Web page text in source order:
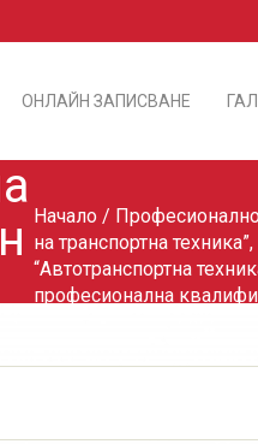
ОНЛАЙН ЗАПИСВАНЕ
Начало /
на транспортна
“Автотранспортна
професионална